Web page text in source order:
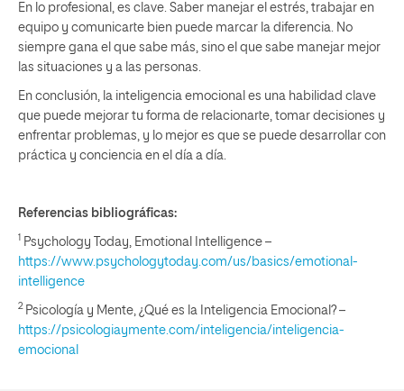
En lo profesional, es clave. Saber manejar el estrés, trabajar en
equipo y comunicarte bien puede marcar la diferencia. No
siempre gana el que sabe más, sino el que sabe manejar mejor
las situaciones y a las personas.
En conclusión, la inteligencia emocional es una habilidad clave
que puede mejorar tu forma de relacionarte, tomar decisiones y
enfrentar problemas, y lo mejor es que se puede desarrollar con
práctica y conciencia en el día a día.
Referencias bibliográficas:
1 Psychology Today, Emotional Intelligence –
https://www.psychologytoday.com/us/basics/emotional-
intelligence
2Psicología y Mente, ¿Qué es la Inteligencia Emocional? –
https://psicologiaymente.com/inteligencia/inteligencia-
emocional